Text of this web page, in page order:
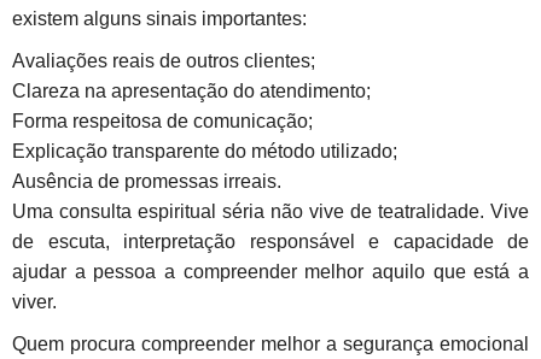
existem alguns sinais importantes:
Avaliações reais de outros clientes;
Clareza na apresentação do atendimento;
Forma respeitosa de comunicação;
Explicação transparente do método utilizado;
Ausência de promessas irreais.
Uma consulta espiritual séria não vive de teatralidade. Vive
de escuta, interpretação responsável e capacidade de
ajudar a pessoa a compreender melhor aquilo que está a
viver.
Quem procura compreender melhor a segurança emocional